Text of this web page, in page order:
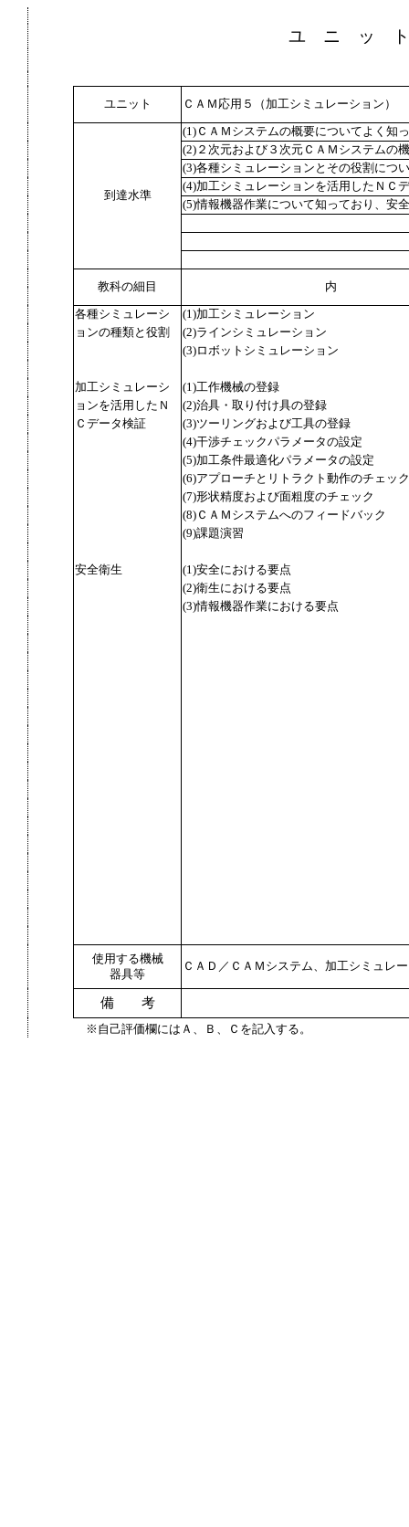
ユ ニ ッ
ユニット ＣＡＭ応用５（加工シミュレーション）
到達水準
(1)ＣＡＭシステムの概要についてよく知
(2)２次元および３次元ＣＡＭシステムの
(3)各種シミュレーションとその役割につ
(4)加工シミュレーションを活用したＮＣ
(5)情報機器作業について知っており、安
教科の細目 内
各種シミュレーシ
(1)加工シミュレーション
ョンの種類と役割
(2)ラインシミュレーション
(3)ロボットシミュレーション
加工シミュレーシ
(1)工作機械の登録
ョンを活用したＮ
(2)治具・取り付け具の登録
Ｃデータ検証
(3)ツーリングおよび工具の登録
(4)干渉チェックパラメータの設定
(5)加工条件最適化パラメータの設定
(6)アプローチとリトラクト動作のチェック
(7)形状精度および面粗度のチェック
(8)ＣＡＭシステムへのフィードバック
(9)課題演習
安全衛生
(1)安全における要点
(2)衛生における要点
(3)情報機器作業における要点
使用する機械
器具等
ＣＡＤ／ＣＡＭシステム、加工シミュレ
備 考
※自己評価欄にはＡ、Ｂ、Ｃを記入する。